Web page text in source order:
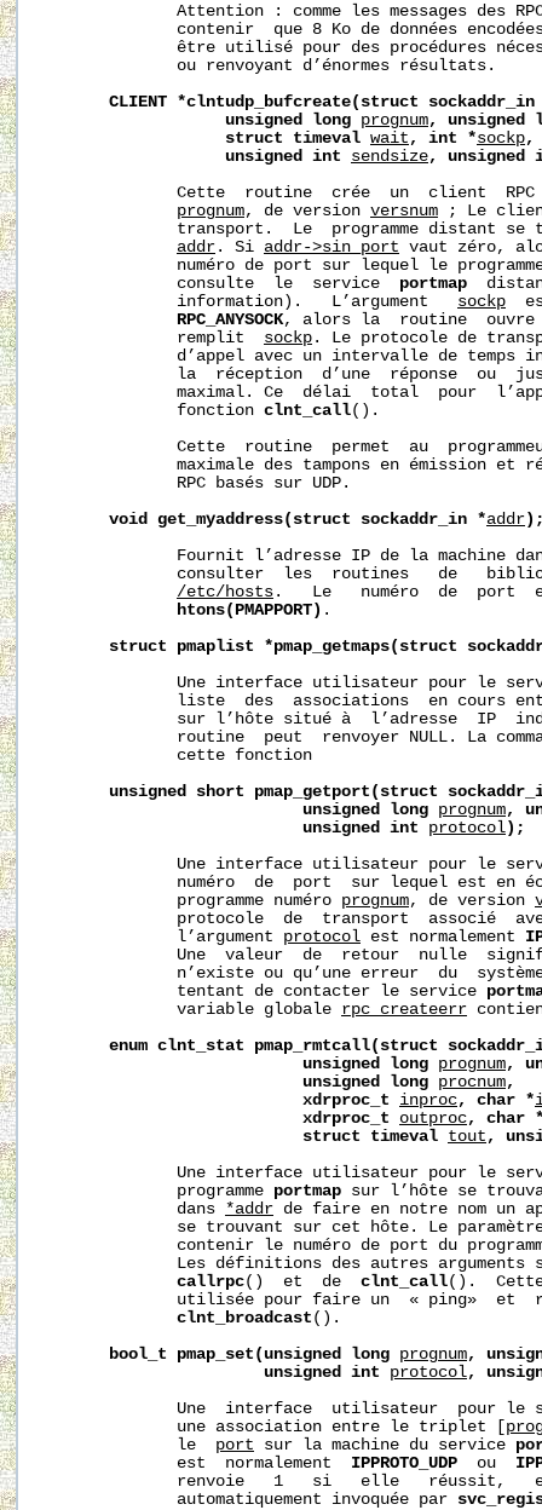
Attention : comme les messages des
contenir  que 8 Ko de données
être utilisé pour des procédures
              ou renvoyant d’énormes résultats.
CLIENT *clntudp_bufcreate(struct
sockaddr_in
unsigned
long prognum, unsigned
struct
timeval wait , int *sockp,
unsigned
int sendsize, unsigned
Cette  routine  crée  un  client
prognum, de version versnum ; Le
transport.  Le  programme distant se
addr . Si addr->sin_port vaut zéro,
numéro de port sur lequel le
              consulte  le  service
portmap
              information).   L’argument
sockp
RPC_ANYSOCK, alors la  routine  ouvre
              remplit
sockp . Le protocole de
d’appel avec un intervalle de temps
la  réception  d’une  réponse  ou
maximal. Ce  délai  total  pour
              fonction
clnt_call().
Cette  routine  permet  au
maximale des tampons en émission et
              RPC basés sur UDP.
void
get_myaddress(struct sockaddr_in *addr
Fournit l’adresse IP de la machine
consulter  les  routines   de
/etc/hosts .   Le   numéro  de  port
htons(PMAPPORT) .
struct
pmaplist *pmap_getmaps(struct
Une interface utilisateur pour le
liste  des  associations  en cours
sur l’hôte situé à  l’adresse  IP
routine  peut  renvoyer NULL. La
              cette fonction
unsigned
short pmap_getport(struct
unsigned
long prognum,
unsigned
int protocol );
Une interface utilisateur pour le
numéro  de  port  sur lequel est en
              programme numéro
prognum, de version
protocole  de  transport  associé
              l’argument
protocol est normalement
Une  valeur  de  retour  nulle
n’existe ou qu’une erreur  du
              tentant de contacter le service
              variable globale
rpc_createerr
enum clnt_stat pmap_rmtcall(struct
unsigned
long prognum,
unsigned
long procnum,
xdrproc_t
inproc, char *
xdrproc_t
outproc, char
struct
timeval tout ,
Une interface utilisateur pour le
              programme
portmap sur l’hôte se
              dans
*addr de faire en notre nom un
se trouvant sur cet hôte. Le
contenir le numéro de port du
Les définitions des autres arguments
callrpc()  et  de clnt_call().
utilisée pour faire un  « ping»  et
clnt_broadcast ().
bool_t
pmap_set(unsigned long prognum,
unsigned
int protocol,
Une  interface  utilisateur  pour le
              une association entre le triplet [
              le
port sur la machine du service
              est  normalement
IPPROTO_UDP
  ou
renvoie   1   si   elle   réussit,
              automatiquement invoquée par